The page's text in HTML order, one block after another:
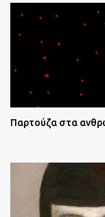
Παρτούζα στα